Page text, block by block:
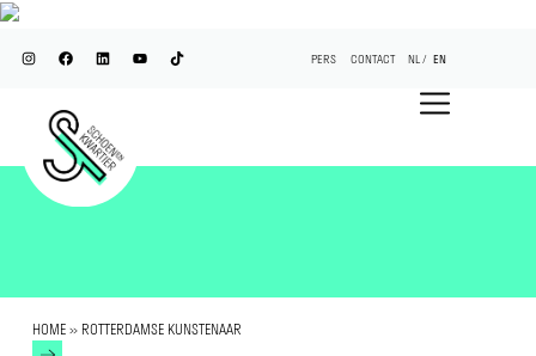
PERS CONTACT NL EN
HOME» ROTTERDAMSE KUNSTENAAR